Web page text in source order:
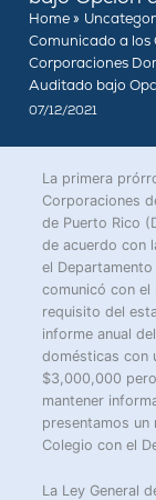
Home
Comunicado a
Corporaciones
Auditado bajo
07/12/2021
La primera
Corporaciones
de Puerto Rico
de acuerdo con
el
comunicó con
requisito del
informe anual
domésticas con
$3,000,000
mantener
presentamos un
Colegio con el
La Ley General